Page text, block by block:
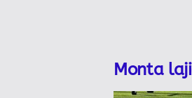
Monta